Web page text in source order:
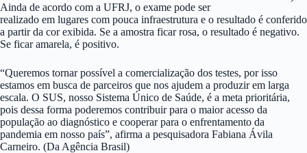
Ainda de acordo com a UFRJ, o exame pode ser
realizado em lugares com pouca infraestrutura e o resultado é conferido
a partir da cor exibida. Se a amostra ficar rosa, o resultado é negativo.
Se ficar amarela, é positivo.
“Queremos tornar possível a comercialização dos testes, por isso
estamos em busca de parceiros que nos ajudem a produzir em larga
escala. O SUS, nosso Sistema Único de Saúde, é a meta prioritária,
pois dessa forma poderemos contribuir para o maior acesso da
população ao diagnóstico e cooperar para o enfrentamento da
pandemia em nosso país”, afirma a pesquisadora Fabiana Ávila
Carneiro. (Da Agência Brasil)